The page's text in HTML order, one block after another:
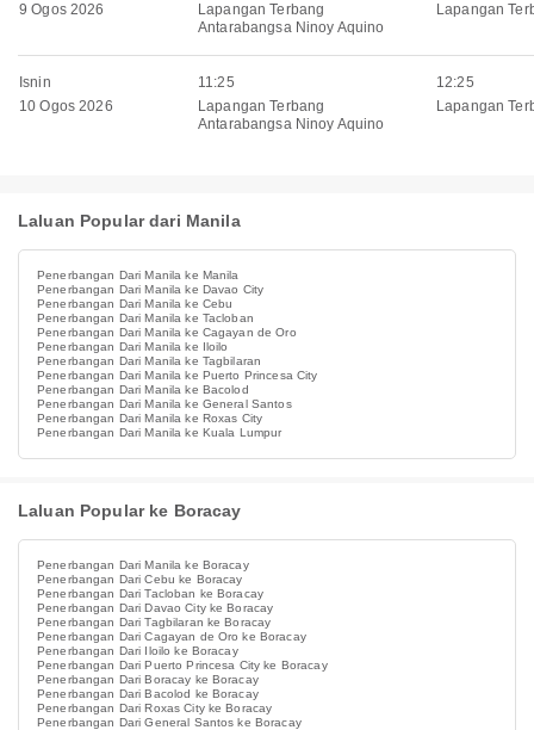
9 Ogos 2026
Lapangan Terbang
Antarabangsa Ninoy Aquino
Lapangan
Isnin
10 Ogos 2026
11:25
Lapangan Terbang
Antarabangsa Ninoy Aquino
12:25
Lapangan
Laluan Popular dari Manila
Penerbangan Dari Manila ke Manila
Penerbangan Dari Manila ke Davao City
Penerbangan Dari Manila ke Cebu
Penerbangan Dari Manila ke Tacloban
Penerbangan Dari Manila ke Cagayan de Oro
Penerbangan Dari Manila ke Iloilo
Penerbangan Dari Manila ke Tagbilaran
Penerbangan Dari Manila ke Puerto Princesa City
Penerbangan Dari Manila ke Bacolod
Penerbangan Dari Manila ke General Santos
Penerbangan Dari Manila ke Roxas City
Penerbangan Dari Manila ke Kuala Lumpur
Laluan Popular ke Boracay
Penerbangan Dari Manila ke Boracay
Penerbangan Dari Cebu ke Boracay
Penerbangan Dari Tacloban ke Boracay
Penerbangan Dari Davao City ke Boracay
Penerbangan Dari Tagbilaran ke Boracay
Penerbangan Dari Cagayan de Oro ke Boracay
Penerbangan Dari Iloilo ke Boracay
Penerbangan Dari Puerto Princesa City ke Boracay
Penerbangan Dari Boracay ke Boracay
Penerbangan Dari Bacolod ke Boracay
Penerbangan Dari Roxas City ke Boracay
Penerbangan Dari General Santos ke Boracay